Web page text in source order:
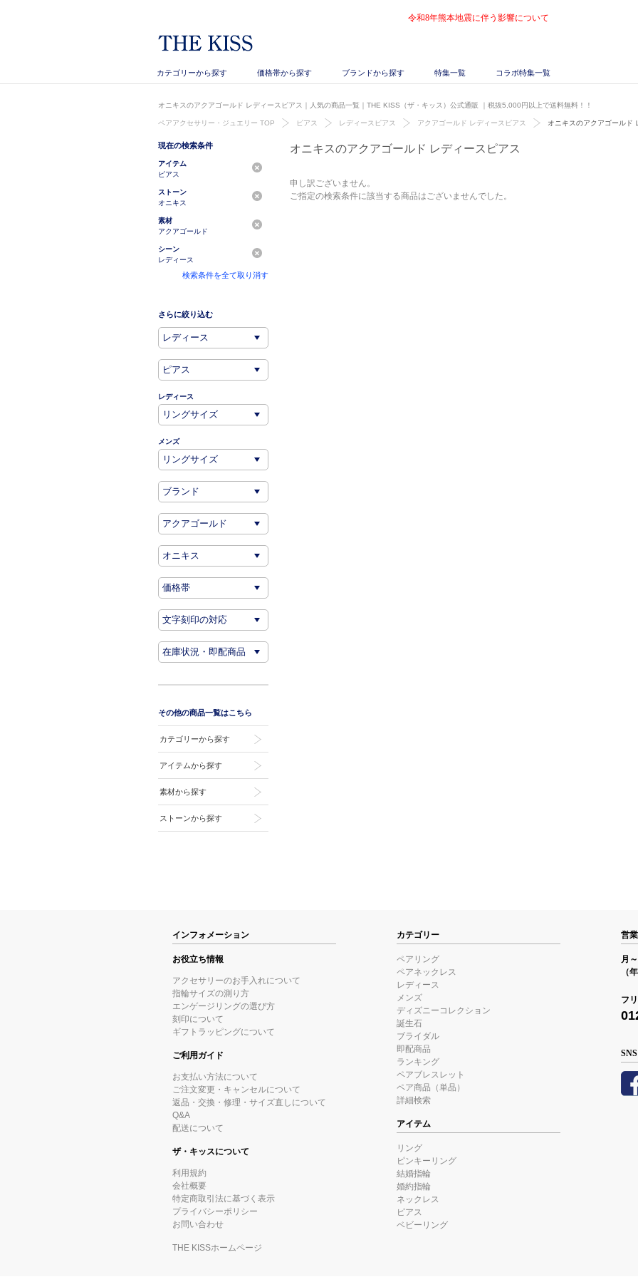
令和8年熊本地震に伴う影響について
カテゴリーから探す 価格帯から探す ブランドから探す 特集一覧 コラボ特集一覧
オニキスのアクアゴールド レディースピアス｜人気の商品一覧｜THE KISS（ザ・キッス）公式通販 ｜税抜5,000円以上で送料無料！！
ペアアクセサリー・ジュエリー TOP ピアス レディースピアス アクアゴールド レディースピアス オニキスのアクアゴールド
オニキスのアクアゴールド レディースピアス
申し訳ございません。
ご指定の検索条件に該当する商品はございませんでした。
現在の検索条件
アイテム
ピアス
ストーン
オニキス
素材
アクアゴールド
シーン
レディース
検索条件を全て取り消す
さらに絞り込む
レディース
メンズ
その他の商品一覧はこちら
カテゴリーから探す
アイテムから探す
素材から探す
ストーンから探す
インフォメーション
お役立ち情報
アクセサリーのお手入れについて
指輪サイズの測り方
エンゲージリングの選び方
刻印について
ギフトラッピングについて
ご利用ガイド
お支払い方法について
ご注文変更・キャンセルについて
返品・交換・修理・サイズ直しについて
Q&A
配送について
ザ・キッスについて
利用規約
会社概要
特定商取引法に基づく表示
プライバシーポリシー
お問い合わせ
THE KISSホームページ
カテゴリー
ペアリング
ペアネックレス
レディース
メンズ
ディズニーコレクション
誕生石
ブライダル
即配商品
ランキング
ペアブレスレット
ペア商品（単品）
詳細検索
アイテム
リング
ピンキーリング
結婚指輪
婚約指輪
ネックレス
ピアス
ベビーリング
営
月
（
フ
SNS